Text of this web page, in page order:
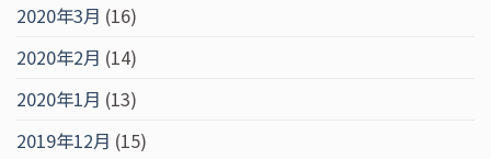
2020年3月 (16)
2020年2月 (14)
2020年1月 (13)
2019年12月 (15)